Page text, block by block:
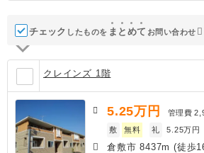
チェック したものを ま と めて お問い合わせ
クレインズ 1階
5.25万円 管理費
敷
無料 礼 5.25万円
倉敷市 8437m (徒歩